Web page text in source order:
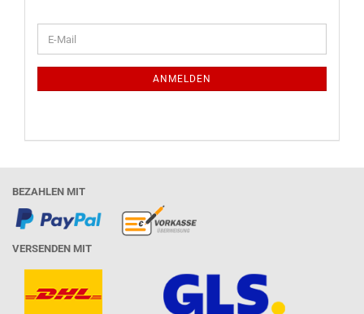
ZUR
E-
Mail
ANMELDEN
BEZAHLEN MIT
VERSENDEN MIT